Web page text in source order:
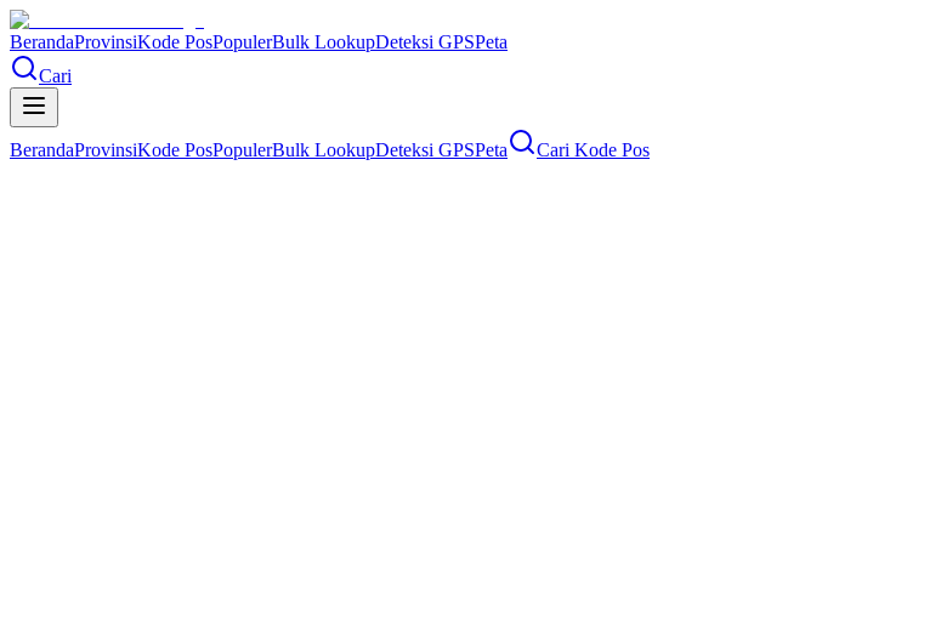
BerandaProvinsiKode PosPopulerBulk LookupDeteksi GPSPeta
Cari
BerandaProvinsiKode PosPopulerBulk LookupDeteksi GPSPeta Cari Kode Pos